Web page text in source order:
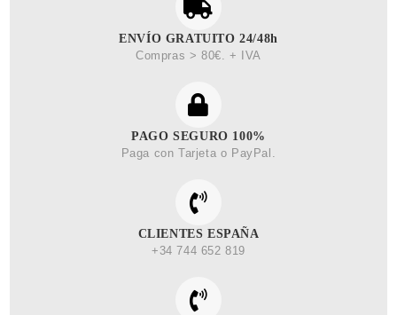
ENVÍO GRATUITO 24/48h
Compras > 80€. + IVA
PAGO SEGURO 100%
Paga con Tarjeta o PayPal.
CLIENTES ESPAÑA
+34 744 652 819